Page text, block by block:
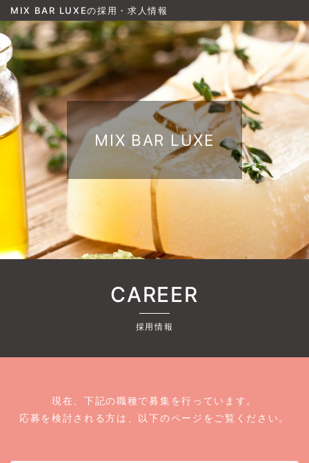
MIX BAR LUXEの採用・求人情報
MIX BAR LUXE
CAREER
採用情報
現在、下記の職種で募集を行っています。
応募を検討される方は、以下のページをご覧ください。